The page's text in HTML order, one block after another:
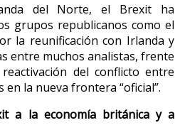
del Norte, el Brexit ha
grupos republicanos como el
la reunificación con Irlanda y
entre muchos analistas, frente
del conflicto entre
la nueva frontera “oficial”.
a la economía británica y a